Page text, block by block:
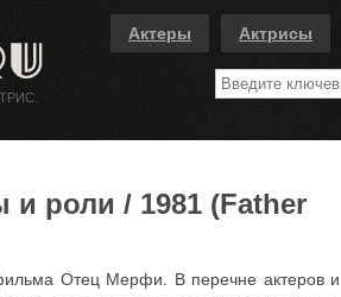
Актеры Актрисы
роли / 1981 (Father
Отец Мерфи. В перечне актеров и